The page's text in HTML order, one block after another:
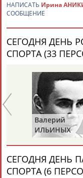
Каримжан
АБДРАХМАНОВ
Аделя
НАПИСАТЬ Ирина
СООБЩЕНИЕ
СЕГОДНЯ ДЕНЬ
СПОРТА (33
Валерий
ИЛЬИНЫХ
СЕГОДНЯ ДЕНЬ
СПОРТА (6